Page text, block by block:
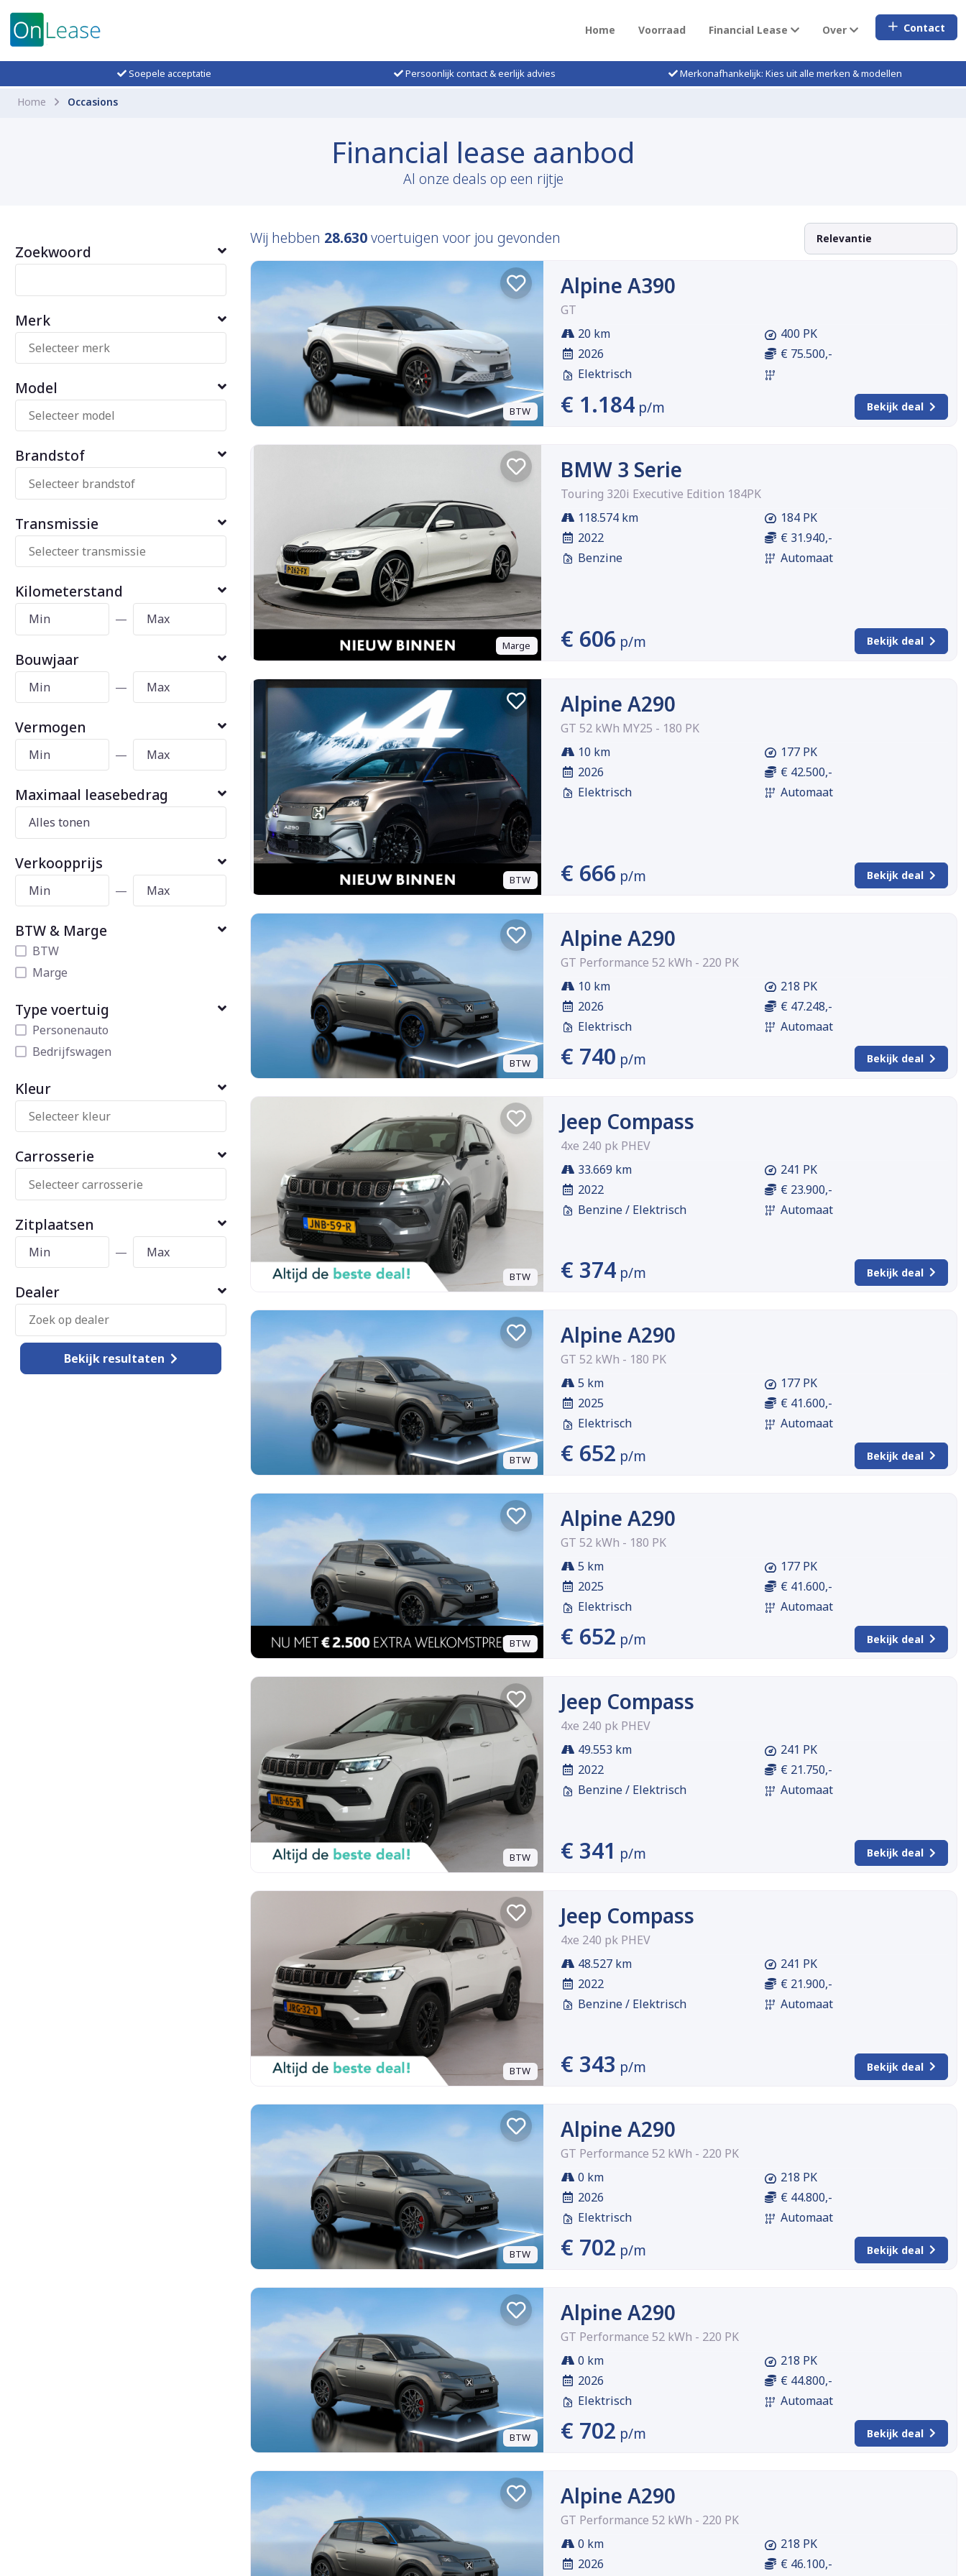
Home Voorraad Financial Lease Over Contact
Soepele acceptatie Persoonlijk contact & eerlijk advies Merkonafhankelijk: Kies uit alle merken & modellen
Home Occasions
Financial lease aanbod
Al onze deals op een rijtje
Zoekwoord
Merk
Model
Brandstof
Transmissie
Kilometerstand
—
Bouwjaar
—
Vermogen
—
Maximaal leasebedrag
Verkoopprijs
—
BTW & Marge
BTW
Marge
Type voertuig
Personenauto
Bedrijfswagen
Kleur
Carrosserie
Zitplaatsen
—
Dealer
Bekijk resultaten
Wij hebben 28.630voertuigen voor jou gevonden
BTW
Alpine A390
GT
20 km
2026
Elektrisch
400 PK
€ 75.500,-
€ 1.184 p/m Bekijk deal
Marge
BMW 3 Serie
Touring 320i Executive Edition 184PK
118.574 km
2022
Benzine
184 PK
€ 31.940,-
Automaat
€ 606 p/m Bekijk deal
BTW
Alpine A290
GT 52 kWh MY25 - 180 PK
10 km
2026
Elektrisch
177 PK
€ 42.500,-
Automaat
€ 666 p/m Bekijk deal
BTW
Alpine A290
GT Performance 52 kWh - 220 PK
10 km
2026
Elektrisch
218 PK
€ 47.248,-
Automaat
€ 740 p/m Bekijk deal
BTW
Jeep Compass
4xe 240 pk PHEV
33.669 km
2022
Benzine / Elektrisch
241 PK
€ 23.900,-
Automaat
€ 374 p/m Bekijk deal
BTW
Alpine A290
GT 52 kWh - 180 PK
5 km
2025
Elektrisch
177 PK
€ 41.600,-
Automaat
€ 652 p/m Bekijk deal
BTW
Alpine A290
GT 52 kWh - 180 PK
5 km
2025
Elektrisch
177 PK
€ 41.600,-
Automaat
€ 652 p/m Bekijk deal
BTW
Jeep Compass
4xe 240 pk PHEV
49.553 km
2022
Benzine / Elektrisch
241 PK
€ 21.750,-
Automaat
€ 341 p/m Bekijk deal
BTW
Jeep Compass
4xe 240 pk PHEV
48.527 km
2022
Benzine / Elektrisch
241 PK
€ 21.900,-
Automaat
€ 343 p/m Bekijk deal
BTW
Alpine A290
GT Performance 52 kWh - 220 PK
0 km
2026
Elektrisch
218 PK
€ 44.800,-
Automaat
€ 702 p/m Bekijk deal
BTW
Alpine A290
GT Performance 52 kWh - 220 PK
0 km
2026
Elektrisch
218 PK
€ 44.800,-
Automaat
€ 702 p/m Bekijk deal
Alpine A290
GT Performance 52 kWh - 220 PK
0 km
2026
218 PK
€ 46.100,-